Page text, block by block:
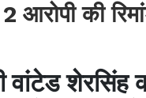
आरोपी की
वांटेड शेरसिंह